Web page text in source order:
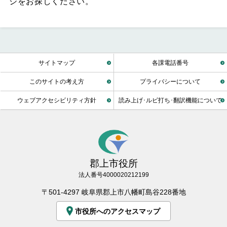
サイトマップ 各課電話番号
このサイトの考え方 プライバシーについて
ウェブアクセシビリティ方針 読み上げ･ルビ打ち･翻訳機能について
郡上市役所
法人番号4000020212199
〒501-4297 岐阜県郡上市八幡町島谷228番地
市役所へのアクセスマップ